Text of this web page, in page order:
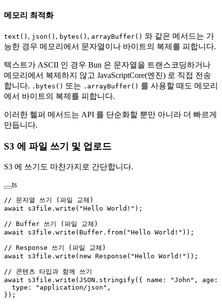
메모리 최적화
text() , json() , bytes() , arrayBuffer() 와 같은 메서드는 가
능한 경우 메모리에서 문자열이나 바이트의 복제를 피합니다.
텍스트가 ASCII 인 경우 Bun 은 문자열을 트랜스코딩하거나
메모리에서 복제하지 않고 JavaScriptCore(엔진) 로 직접 전송
합니다. .bytes() 또는 .arrayBuffer() 를 사용할 때도 메모리
에서 바이트의 복제를 피합니다.
이러한 헬퍼 메서드는 API 를 단순화할 뿐만 아니라 더 빠르게
만듭니다.
S3 에 파일 쓰기 및 업로드
S3 에 쓰기도 마찬가지로 간단합니다.
ts
// 문자열 쓰기 (파일 교체)
await s3file. write ( "Hello World!" );
// Buffer 쓰기 (파일 교체)
await s3file. write (Buffer. from( "Hello World!" ));
// Response 쓰기 (파일 교체)
await s3file. write ( new Response ( "Hello World!" ));
// 콘텐츠 타입과 함께 쓰기
await s3file. write ( JSON . stringify({ name: "John" , age:
  type:
"application/json" ,
});